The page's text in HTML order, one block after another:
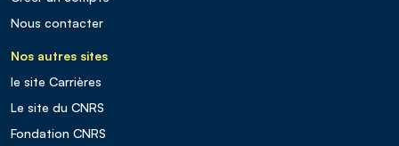
Nous contacter
Nos autres sites
le site Carrières
Le site du CNRS
Fondation CNRS